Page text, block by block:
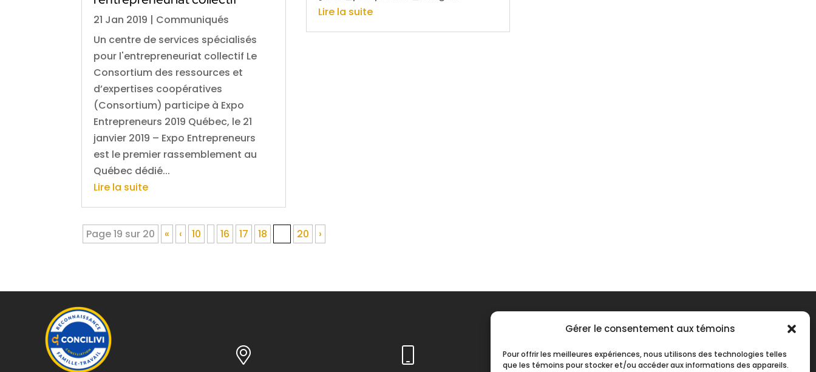
Gérer le consentement aux témoins
Pour offrir les meilleures expériences, nous utilisons des technologies telles
que les témoins pour stocker et/ou accéder aux informations des appareils.
21 Jan 2019 | Communiqués
Un centre de services spécialisés
pour l'entrepreneuriat collectif Le
Consortium des ressources et
d’expertises coopératives
(Consortium) participe à Expo
Entrepreneurs 2019 Québec, le 21
janvier 2019 – Expo Entrepreneurs
est le premier rassemblement au
Québec dédié...
Lire la suite
Lire la suite
Page 19 sur 20 « ‹ 10 16 17 18 20 ›